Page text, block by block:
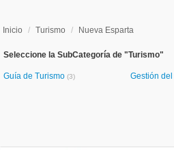
Inicio / Turismo / Nueva Esparta
Seleccione la SubCategoría de "Turismo"
Guía de Turismo (3) Gestión